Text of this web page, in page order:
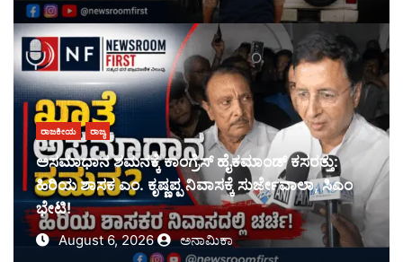
ರಾಜಕೀಯ ರಾಜ್ಯ
ಅಸಮಾಧಾನ ಶಮನಕ್ಕೆ ಕಾಂಗ್ರೆಸ್ ಹೈಕಮಾಂಡ್ ಕಸರತ್ತು:
ಹಿರಿಯ ಶಾಸಕ ಎಂ. ಕೃಷ್ಣಪ್ಪ ನಿವಾಸಕ್ಕೆ ಸುರ್ಜೇವಾಲಾ, ಸಿಎಂ
ಭೇಟಿ!
August 6, 2026 ಅನಾಮಿಕಾ